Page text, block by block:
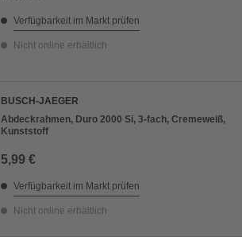
Verfügbarkeit im Markt prüfen
Nicht online erhältlich
BUSCH-JAEGER
Abdeckrahmen, Duro 2000 Si, 3-fach, Cremeweiß,
Kunststoff
5,99 €
Verfügbarkeit im Markt prüfen
Nicht online erhältlich